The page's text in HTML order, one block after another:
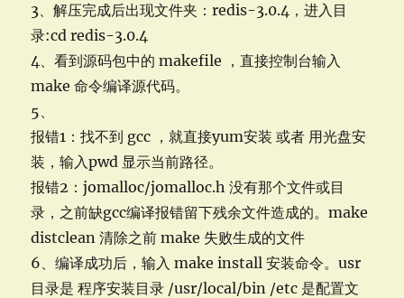
3、解压完成后出现文件夹：redis-3.0.4，进入目
录:cd redis-3.0.4
4、看到源码包中的 makefile ，直接控制台输入
make 命令编译源代码。
5、
报错1：找不到 gcc ，就直接yum安装 或者 用光盘安
装，输入pwd 显示当前路径。
报错2：jomalloc/jomalloc.h 没有那个文件或目
录，之前缺gcc编译报错留下残余文件造成的。make
distclean 清除之前 make 失败生成的文件
6、编译成功后，输入 make install 安装命令。usr
目录是 程序安装目录 /usr/local/bin /etc 是配置文